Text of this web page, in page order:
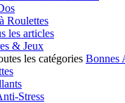
Roulettes
les articles
& Jeux
les catégories Bonnes
Stress